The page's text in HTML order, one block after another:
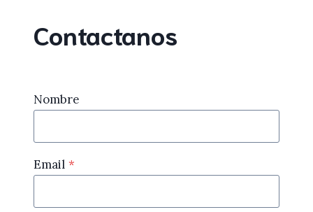
Contactanos
Nombre
Email *